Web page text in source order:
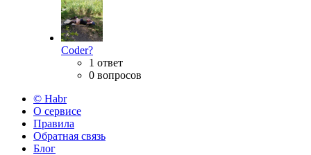
Coder?
1 ответ
0 вопросов
© Habr
О сервисе
Правила
Обратная связь
Блог